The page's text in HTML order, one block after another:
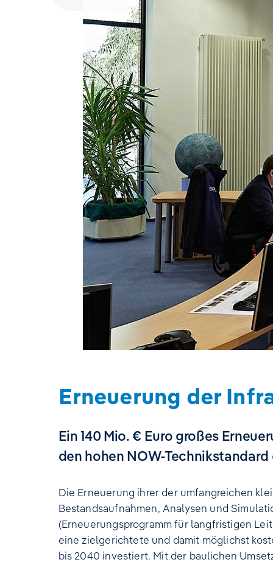
Erneuerung der
Ein 140 Mio. € Euro großes
den hohen NOW-
Die Erneuerung ihrer der umfangreichen
Bestandsaufnahmen, Analysen und
(Erneuerungsprogramm für langfristigen
eine zielgerichtete und damit möglichst
bis 2040 investiert. Mit der baulichen